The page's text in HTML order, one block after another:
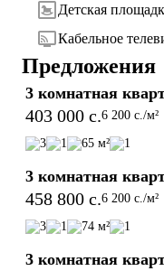
- Скоростные лифты
- Круглосуточная
- Охраняемая парковка
- Детская площадка
- Кабельное
🏢Инфраструктура
- Центр города Бохтар
-Тренажёрный зал
- Бассейн
- Больница
Детская
Кабельное
Предложения
3 комнатная
403 000 c.6 200 c./м²
3 1 65 м² 1
3 комнатная
458 800 c.6 200 c./м²
3 1 74 м² 1
3 комнатная